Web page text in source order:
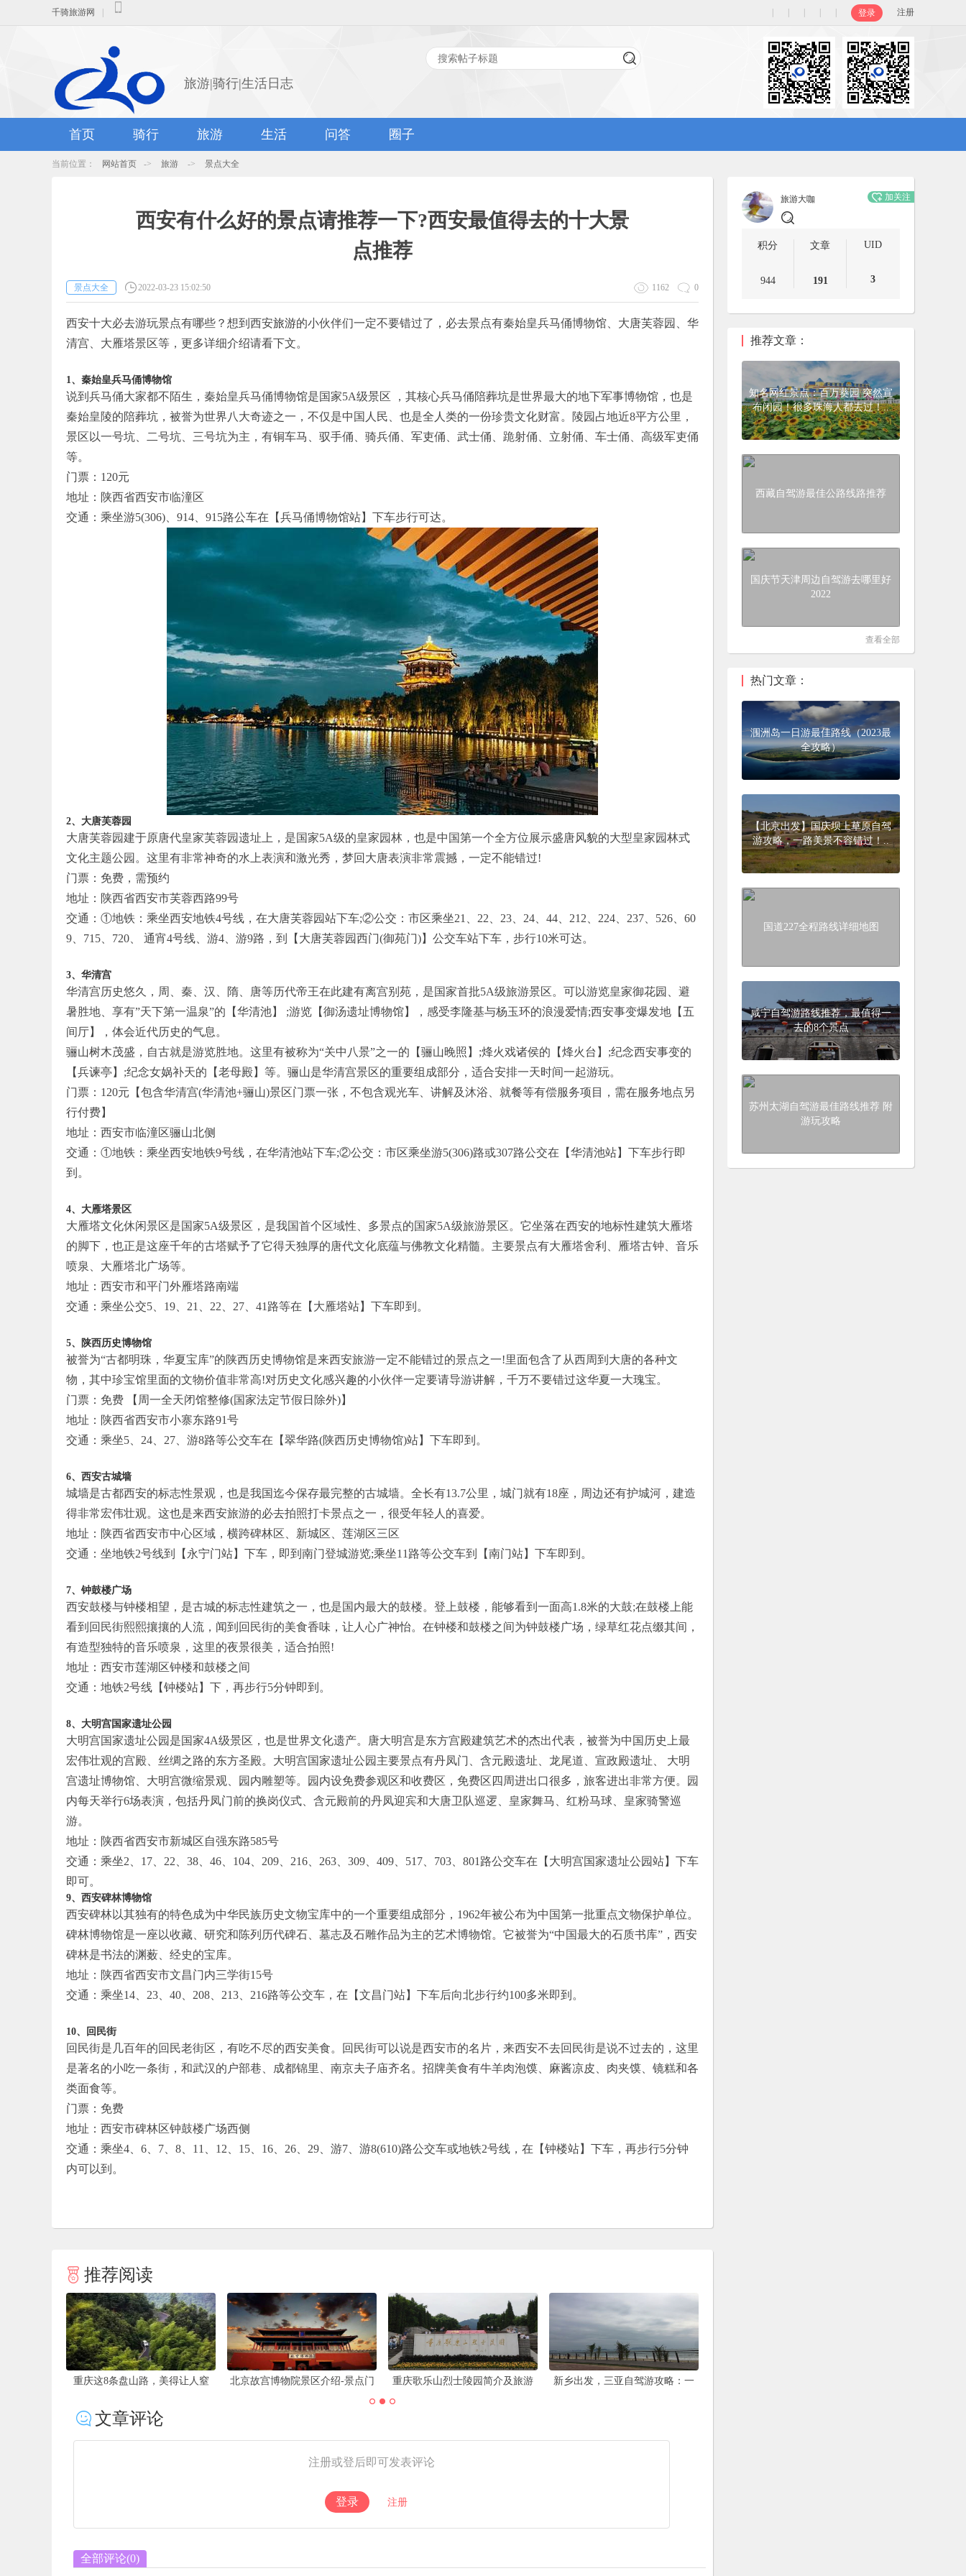
千骑旅游网 登录 注册
旅游|骑行|生活日志
首页 骑行 旅游 生活 问答 圈子
当前位置： 网站首页 -> 旅游 -> 景点大全
西安有什么好的景点请推荐一下?西安最值得去的十大景
点推荐
景点大全 2022-03-23 15:02:50 1162 0
西安十大必去游玩景点有哪些？想到西安旅游的小伙伴们一定不要错过了，必去景点有秦始皇兵马俑博物馆、大唐芙蓉园、华
清宫、大雁塔景区等，更多详细介绍请看下文。
1、秦始皇兵马俑博物馆
说到兵马俑大家都不陌生，秦始皇兵马俑博物馆是国家5A级景区 ，其核心兵马俑陪葬坑是世界最大的地下军事博物馆，也是
秦始皇陵的陪葬坑，被誉为世界八大奇迹之一，不仅是中国人民、也是全人类的一份珍贵文化财富。陵园占地近8平方公里，
景区以一号坑、二号坑、三号坑为主，有铜车马、驭手俑、骑兵俑、军吏俑、武士俑、跪射俑、立射俑、车士俑、高级军吏俑
等。
门票：120元
地址：陕西省西安市临潼区
交通：乘坐游5(306)、914、915路公车在【兵马俑博物馆站】下车步行可达。
2、大唐芙蓉园
大唐芙蓉园建于原唐代皇家芙蓉园遗址上，是国家5A级的皇家园林，也是中国第一个全方位展示盛唐风貌的大型皇家园林式
文化主题公园。这里有非常神奇的水上表演和激光秀，梦回大唐表演非常震撼，一定不能错过!
门票：免费，需预约
地址：陕西省西安市芙蓉西路99号
交通：①地铁：乘坐西安地铁4号线，在大唐芙蓉园站下车;②公交：市区乘坐21、22、23、24、44、212、224、237、526、60
9、715、720、 通宵4号线、游4、游9路，到【大唐芙蓉园西门(御苑门)】公交车站下车，步行10米可达。
3、华清宫
华清宫历史悠久，周、秦、汉、隋、唐等历代帝王在此建有离宫别苑，是国家首批5A级旅游景区。可以游览皇家御花园、避
暑胜地、享有”天下第一温泉”的【华清池】 ;游览【御汤遗址博物馆】，感受李隆基与杨玉环的浪漫爱情;西安事变爆发地【五
间厅】，体会近代历史的气息。
骊山树木茂盛，自古就是游览胜地。这里有被称为“关中八景”之一的【骊山晚照】;烽火戏诸侯的【烽火台】;纪念西安事变的
【兵谏亭】;纪念女娲补天的【老母殿】等。骊山是华清宫景区的重要组成部分，适合安排一天时间一起游玩。
门票：120元【包含华清宫(华清池+骊山)景区门票一张，不包含观光车、讲解及沐浴、就餐等有偿服务项目，需在服务地点另
行付费】
地址：西安市临潼区骊山北侧
交通：①地铁：乘坐西安地铁9号线，在华清池站下车;②公交：市区乘坐游5(306)路或307路公交在【华清池站】下车步行即
到。
4、大雁塔景区
大雁塔文化休闲景区是国家5A级景区，是我国首个区域性、多景点的国家5A级旅游景区。它坐落在西安的地标性建筑大雁塔
的脚下，也正是这座千年的古塔赋予了它得天独厚的唐代文化底蕴与佛教文化精髓。主要景点有大雁塔舍利、雁塔古钟、音乐
喷泉、大雁塔北广场等。
地址：西安市和平门外雁塔路南端
交通：乘坐公交5、19、21、22、27、41路等在【大雁塔站】下车即到。
5、陕西历史博物馆
被誉为“古都明珠，华夏宝库”的陕西历史博物馆是来西安旅游一定不能错过的景点之一!里面包含了从西周到大唐的各种文
物，其中珍宝馆里面的文物价值非常高!对历史文化感兴趣的小伙伴一定要请导游讲解，千万不要错过这华夏一大瑰宝。
门票：免费 【周一全天闭馆整修(国家法定节假日除外)】
地址：陕西省西安市小寨东路91号
交通：乘坐5、24、27、游8路等公交车在【翠华路(陕西历史博物馆)站】下车即到。
6、西安古城墙
城墙是古都西安的标志性景观，也是我国迄今保存最完整的古城墙。全长有13.7公里，城门就有18座，周边还有护城河，建造
得非常宏伟壮观。这也是来西安旅游的必去拍照打卡景点之一，很受年轻人的喜爱。
地址：陕西省西安市中心区域，横跨碑林区、新城区、莲湖区三区
交通：坐地铁2号线到【永宁门站】下车，即到南门登城游览;乘坐11路等公交车到【南门站】下车即到。
7、钟鼓楼广场
西安鼓楼与钟楼相望，是古城的标志性建筑之一，也是国内最大的鼓楼。登上鼓楼，能够看到一面高1.8米的大鼓;在鼓楼上能
看到回民街熙熙攘攘的人流，闻到回民街的美食香味，让人心广神怡。在钟楼和鼓楼之间为钟鼓楼广场，绿草红花点缀其间，
有造型独特的音乐喷泉，这里的夜景很美，适合拍照!
地址：西安市莲湖区钟楼和鼓楼之间
交通：地铁2号线【钟楼站】下，再步行5分钟即到。
8、大明宫国家遗址公园
大明宫国家遗址公园是国家4A级景区，也是世界文化遗产。唐大明宫是东方宫殿建筑艺术的杰出代表，被誉为中国历史上最
宏伟壮观的宫殿、丝绸之路的东方圣殿。大明宫国家遗址公园主要景点有丹凤门、含元殿遗址、龙尾道、宣政殿遗址、 大明
宫遗址博物馆、大明宫微缩景观、园内雕塑等。园内设免费参观区和收费区，免费区四周进出口很多，旅客进出非常方便。园
内每天举行6场表演，包括丹凤门前的换岗仪式、含元殿前的丹凤迎宾和大唐卫队巡逻、皇家舞马、红粉马球、皇家骑警巡
游。
地址：陕西省西安市新城区自强东路585号
交通：乘坐2、17、22、38、46、104、209、216、263、309、409、517、703、801路公交车在【大明宫国家遗址公园站】下车
即可。
9、西安碑林博物馆
西安碑林以其独有的特色成为中华民族历史文物宝库中的一个重要组成部分，1962年被公布为中国第一批重点文物保护单位。
碑林博物馆是一座以收藏、研究和陈列历代碑石、墓志及石雕作品为主的艺术博物馆。它被誉为“中国最大的石质书库”，西安
碑林是书法的渊薮、经史的宝库。
地址：陕西省西安市文昌门内三学街15号
交通：乘坐14、23、40、208、213、216路等公交车，在【文昌门站】下车后向北步行约100多米即到。
10、回民街
回民街是几百年的回民老街区，有吃不尽的西安美食。回民街可以说是西安市的名片，来西安不去回民街是说不过去的，这里
是著名的小吃一条街，和武汉的户部巷、成都锦里、南京夫子庙齐名。招牌美食有牛羊肉泡馍、麻酱凉皮、肉夹馍、镜糕和各
类面食等。
门票：免费
地址：西安市碑林区钟鼓楼广场西侧
交通：乘坐4、6、7、8、11、12、15、16、26、29、游7、游8(610)路公交车或地铁2号线，在【钟楼站】下车，再步行5分钟
内可以到。
推荐阅读
重庆歌乐山烈士陵园简介及旅游
新乡出发，三亚自驾游攻略：一
一起来感受“山城奇妙夜”吧！第二
届山水重庆夜景文化节启幕..
天津滑雪场哪个最好玩?附开放时
武汉哪里有草莓园摘草莓 现在能
文章评论
注册或登后即可发表评论
登录 注册
全部评论(0)
旅游大咖 加关注
积分
944
文章
191
UID
3
推荐文章：
知名网红景点：百万葵园 突然宣
布闭园！很多珠海人都去过！..
西藏自驾游最佳公路线路推荐
国庆节天津周边自驾游去哪里好
2022
查看全部
热门文章：
涠洲岛一日游最佳路线（2023最
全攻略）
【北京出发】国庆坝上草原自驾
游攻略，一路美景不容错过！..
国道227全程路线详细地图
咸宁自驾游路线推荐，最值得一
去的8个景点
苏州太湖自驾游最佳路线推荐 附
游玩攻略